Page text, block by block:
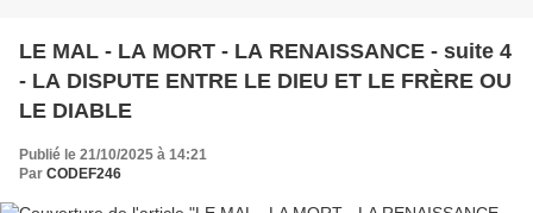
LE MAL - LA MORT - LA RENAISSANCE - suite 4
- LA DISPUTE ENTRE LE DIEU ET LE FRÈRE OU
LE DIABLE
Publié le 21/10/2025 à 14:21
Par CODEF246